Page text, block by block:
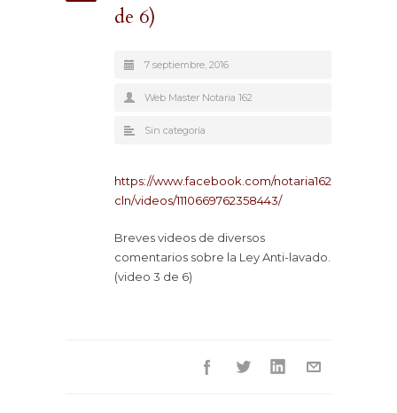
de 6)
7 septiembre, 2016
Web Master Notaria 162
Sin categoría
https://www.facebook.com/notaria162
cln/videos/1110669762358443/
Breves videos de diversos
comentarios sobre la Ley Anti-lavado.
(video 3 de 6)